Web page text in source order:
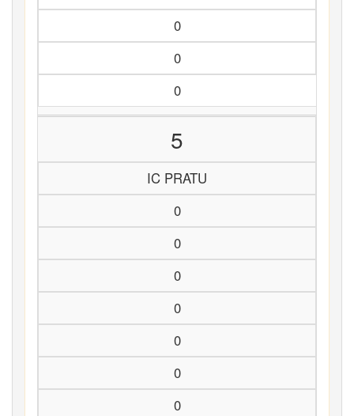
0
0
0
5
IC PRATU
0
0
0
0
0
0
0